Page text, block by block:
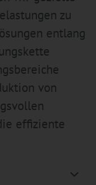
zu
entlang
von
effiziente